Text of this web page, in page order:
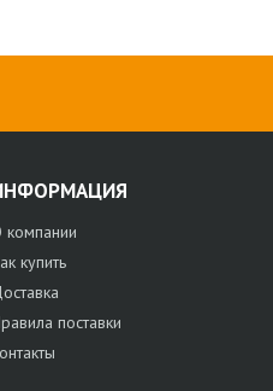
компании
купить
поставки